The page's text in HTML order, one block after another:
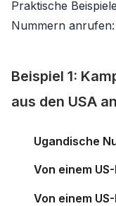
Praktische
Nummern anrufen:
Beispiel 1:
aus den USA
Ugandische
Von einem
Von einem